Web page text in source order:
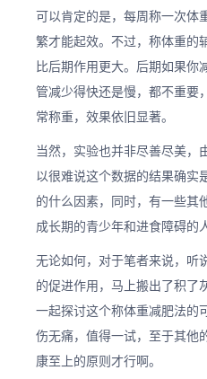
可以肯定的是，每周称一次
繁才能起效。不过，称体重的
比后期作用更大。后期如果你
管减少得快还是慢，都不重要
常称重，效果依旧显著。
当然，实验也并非尽善尽美，
以很难说这个数据的结果确实
的什么因素，同时，有一些其
成长期的青少年和进食障碍的
无论如何，对于笔者来说，听
的促进作用，马上搬出了积了
一起探讨这个称体重减肥法的
伤无痛，值得一试，至于其他
康至上的原则才行啊。